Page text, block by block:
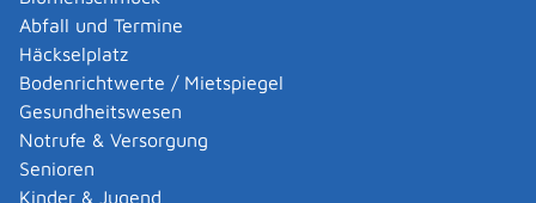
Abfall und Termine
Häckselplatz
Bodenrichtwerte / Mietspiegel
Gesundheitswesen
Notrufe & Versorgung
Senioren
Kinder & Jugend
aufnehmen
Adressänderung auf der eID-Karte beantragen
Adressbuch - Eintrag sperren lassen
Akademische Gesundheitsberufe - Anerkennung der
Weiterbildung beantragen
Akademische Grade, Titel und Bezeichnungen bei
anerkannten Spätaussiedlern - Gradumwandlungen